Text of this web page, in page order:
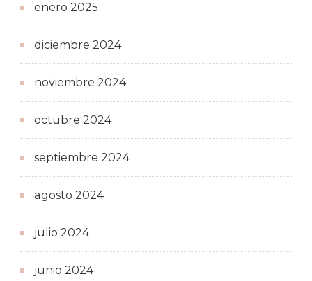
enero 2025
diciembre 2024
noviembre 2024
octubre 2024
septiembre 2024
agosto 2024
julio 2024
junio 2024